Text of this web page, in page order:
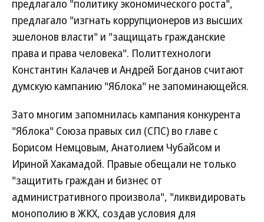
предлагало "политику экономического роста",
предлагало "изгнать коррупционеров из высших
эшелонов власти" и "защищать гражданские
права и права человека". Политтехнологи
Константин Калачев и Андрей Богданов считают
думскую кампанию "Яблока" не запоминающейся.
Зато многим запомнилась кампания конкурента
"Яблока" Союза правых сил (СПС) во главе с
Борисом Немцовым, Анатолием Чубайсом и
Ириной Хакамадой. Правые обещали не только
"защитить граждан и бизнес от
административного произвола", "ликвидировать
монополию в ЖКХ, создав условия для